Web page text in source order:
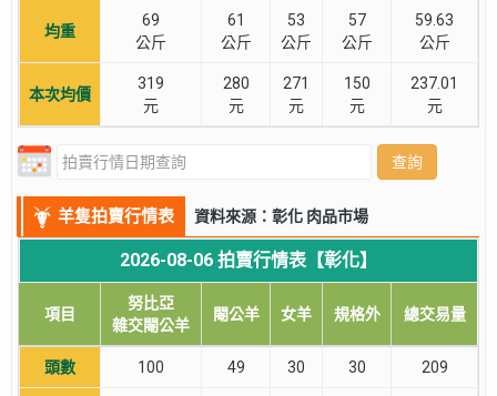
均重
69
公斤
61
公斤
53
公斤
57
公斤
59.63
公斤
本次均價
319
元
280
元
271
元
150
元
237.01
元
查詢
羊隻拍賣行情表 資料來源：彰化 肉品市場
2026-08-06 拍賣行情表【彰化】
項目
努比亞
雜交閹公羊
閹公羊 女羊 規格外 總交易量
頭數 100 49 30 30 209